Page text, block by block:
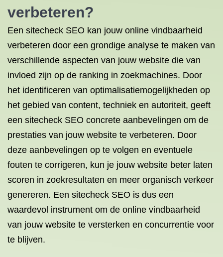
verbeteren?
Een sitecheck SEO kan jouw online vindbaarheid
verbeteren door een grondige analyse te maken van
verschillende aspecten van jouw website die van
invloed zijn op de ranking in zoekmachines. Door
het identificeren van optimalisatiemogelijkheden op
het gebied van content, techniek en autoriteit, geeft
een sitecheck SEO concrete aanbevelingen om de
prestaties van jouw website te verbeteren. Door
deze aanbevelingen op te volgen en eventuele
fouten te corrigeren, kun je jouw website beter laten
scoren in zoekresultaten en meer organisch verkeer
genereren. Een sitecheck SEO is dus een
waardevol instrument om de online vindbaarheid
van jouw website te versterken en concurrentie voor
te blijven.